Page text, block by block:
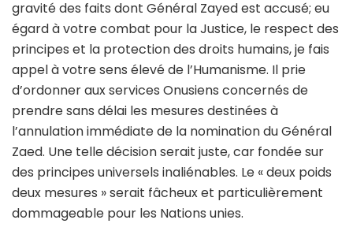
gravité des faits dont Général Zayed est accusé; eu
égard à votre combat pour la Justice, le respect des
principes et la protection des droits humains, je fais
appel à votre sens élevé de l’Humanisme. Il prie
d’ordonner aux services Onusiens concernés de
prendre sans délai les mesures destinées à
l’annulation immédiate de la nomination du Général
Zaed. Une telle décision serait juste, car fondée sur
des principes universels inaliénables. Le « deux poids
deux mesures » serait fâcheux et particulièrement
dommageable pour les Nations unies.